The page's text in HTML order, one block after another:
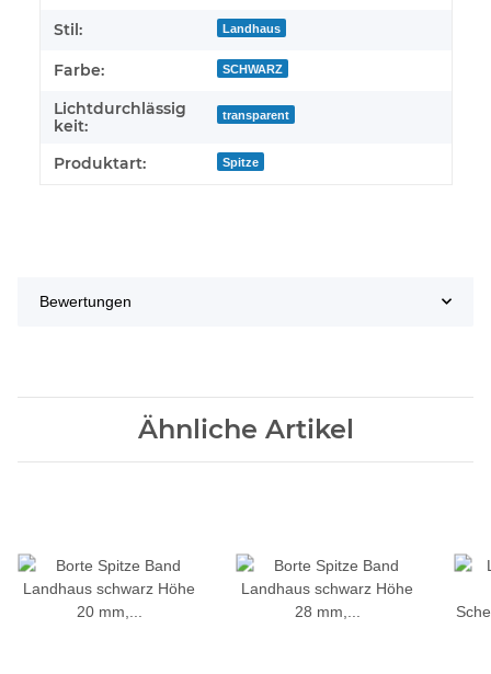
Stil: Landhaus
Farbe: SCHWARZ
Lichtdurchlässig
keit:
transparent
Produktart: Spitze
Bewertungen
Ähnliche Artikel